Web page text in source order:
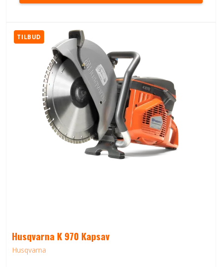
TILBUD
Husqvarna K 970 Kapsav
Husqvarna